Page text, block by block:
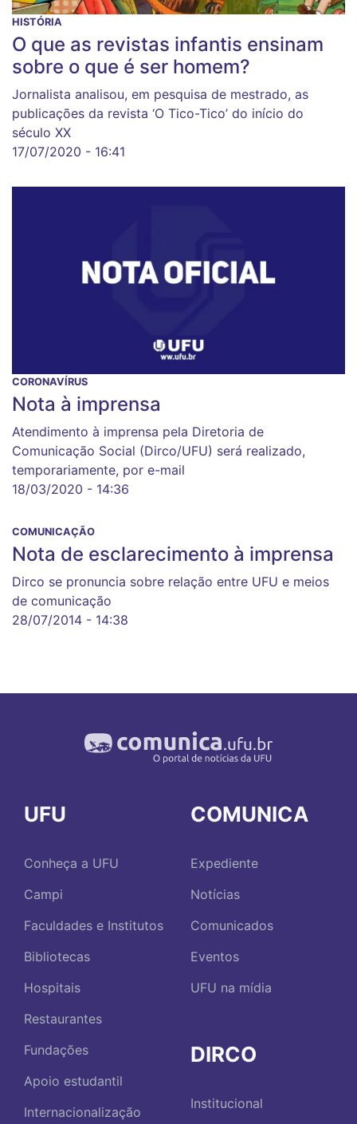
HISTÓRIA
O que as revistas infantis ensinam
sobre o que é ser homem?
Jornalista analisou, em pesquisa de mestrado, as
publicações da revista ‘O Tico-Tico’ do início do
século XX
17/07/2020 - 16:41
CORONAVÍRUS
Nota à imprensa
Atendimento à imprensa pela Diretoria de
Comunicação Social (Dirco/UFU) será realizado,
temporariamente, por e-mail
18/03/2020 - 14:36
COMUNICAÇÃO
Nota de esclarecimento à imprensa
Dirco se pronuncia sobre relação entre UFU e meios
de comunicação
28/07/2014 - 14:38
UFU
Conheça a UFU
Campi
Faculdades e Institutos
Bibliotecas
Hospitais
Restaurantes
Fundações
Apoio estudantil
Internacionalização
COMUNICA
Expediente
Notícias
Comunicados
Eventos
UFU na mídia
DIRCO
Institucional